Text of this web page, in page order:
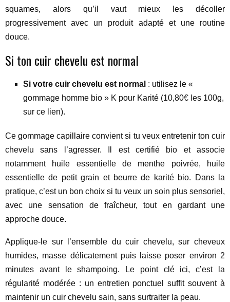
squames, alors qu’il vaut mieux les décoller
progressivement avec un produit adapté et une routine
douce.
Si ton cuir chevelu est normal
Si votre cuir chevelu est normal : utilisez le «
gommage homme bio » K pour Karité (10,80€ les 100g,
sur ce lien).
Ce gommage capillaire convient si tu veux entretenir ton cuir
chevelu sans l’agresser. Il est certifié bio et associe
notamment huile essentielle de menthe poivrée, huile
essentielle de petit grain et beurre de karité bio. Dans la
pratique, c’est un bon choix si tu veux un soin plus sensoriel,
avec une sensation de fraîcheur, tout en gardant une
approche douce.
Applique-le sur l’ensemble du cuir chevelu, sur cheveux
humides, masse délicatement puis laisse poser environ 2
minutes avant le shampoing. Le point clé ici, c’est la
régularité modérée : un entretien ponctuel suffit souvent à
maintenir un cuir chevelu sain, sans surtraiter la peau.